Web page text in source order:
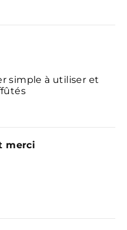
simple à utiliser et
merci